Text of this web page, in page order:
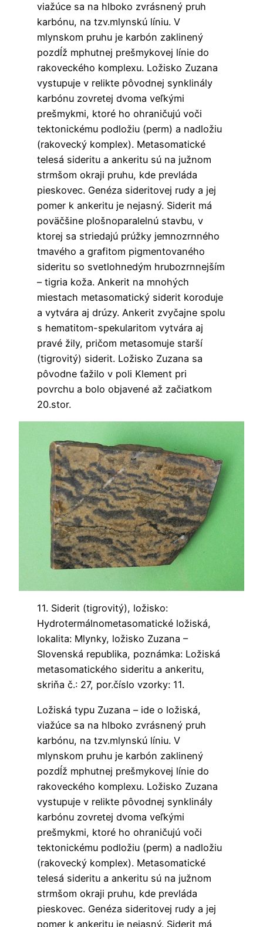
viažúce sa na hlboko zvrásnený pruh
karbónu, na tzv.mlynskú líniu. V
mlynskom pruhu je karbón zaklinený
pozdĺž mphutnej prešmykovej línie do
rakoveckého komplexu. Ložisko Zuzana
vystupuje v relikte pôvodnej synklinály
karbónu zovretej dvoma veľkými
prešmykmi, ktoré ho ohraničujú voči
tektonickému podložiu (perm) a nadložiu
(rakovecký komplex). Metasomatické
telesá sideritu a ankeritu sú na južnom
strmšom okraji pruhu, kde prevláda
pieskovec. Genéza sideritovej rudy a jej
pomer k ankeritu je nejasný. Siderit má
poväčšine plošnoparalelnú stavbu, v
ktorej sa striedajú prúžky jemnozrnného
tmavého a grafitom pigmentovaného
sideritu so svetlohnedým hrubozrnnejším
– tigria koža. Ankerit na mnohých
miestach metasomatický siderit koroduje
a vytvára aj drúzy. Ankerit zvyčajne spolu
s hematitom-spekularitom vytvára aj
pravé žily, pričom metasomuje starší
(tigrovitý) siderit. Ložisko Zuzana sa
pôvodne ťažilo v poli Klement pri
povrchu a bolo objavené až začiatkom
20.stor.
11. Siderit (tigrovitý), ložisko:
Hydrotermálnometasomatické ložiská,
lokalita: Mlynky, ložisko Zuzana –
Slovenská republika, poznámka: Ložiská
metasomatického sideritu a ankeritu,
skriňa č.: 27, por.číslo vzorky: 11.
Ložiská typu Zuzana – ide o ložiská,
viažúce sa na hlboko zvrásnený pruh
karbónu, na tzv.mlynskú líniu. V
mlynskom pruhu je karbón zaklinený
pozdĺž mphutnej prešmykovej línie do
rakoveckého komplexu. Ložisko Zuzana
vystupuje v relikte pôvodnej synklinály
karbónu zovretej dvoma veľkými
prešmykmi, ktoré ho ohraničujú voči
tektonickému podložiu (perm) a nadložiu
(rakovecký komplex). Metasomatické
telesá sideritu a ankeritu sú na južnom
strmšom okraji pruhu, kde prevláda
pieskovec. Genéza sideritovej rudy a jej
pomer k ankeritu je nejasný. Siderit má